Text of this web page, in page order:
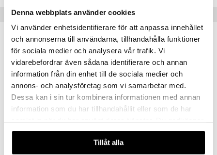
Denna webbplats använder cookies
Vi använder enhetsidentifierare för att anpassa innehållet
och annonserna till användarna, tillhandahålla funktioner
för sociala medier och analysera vår trafik. Vi
vidarebefordrar även sådana identifierare och annan
information från din enhet till de sociala medier och
annons- och analysföretag som vi samarbetar med.
Dessa kan i sin tur kombinera informationen med annan
information som du har tillhandahållit eller som de har
våra cookies vid fortsatt användande av vår webbplats.
Tillåt alla
Vinkkejä sinulle
NESTI DANTE